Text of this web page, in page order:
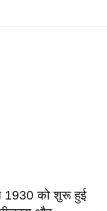
1930 को शुरू हुई